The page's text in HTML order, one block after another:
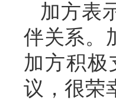
加方表
伴关系。
加方积极
议，很荣